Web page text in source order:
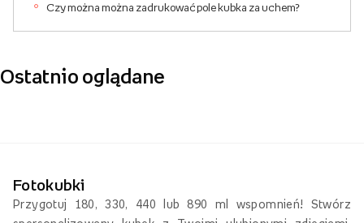
Czy można można zadrukować pole kubka za uchem?
Ostatnio oglądane
Fotokubki
Przygotuj 180, 330, 440 lub 890 ml wspomnień! Stwórz